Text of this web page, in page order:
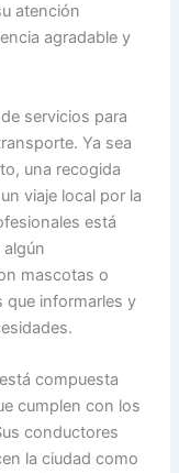
atención
agradable y
servicios para
Ya sea
una recogida
viaje local por la
está
mascotas o
que informarles y
compuesta
cumplen con los
conductores
la ciudad como